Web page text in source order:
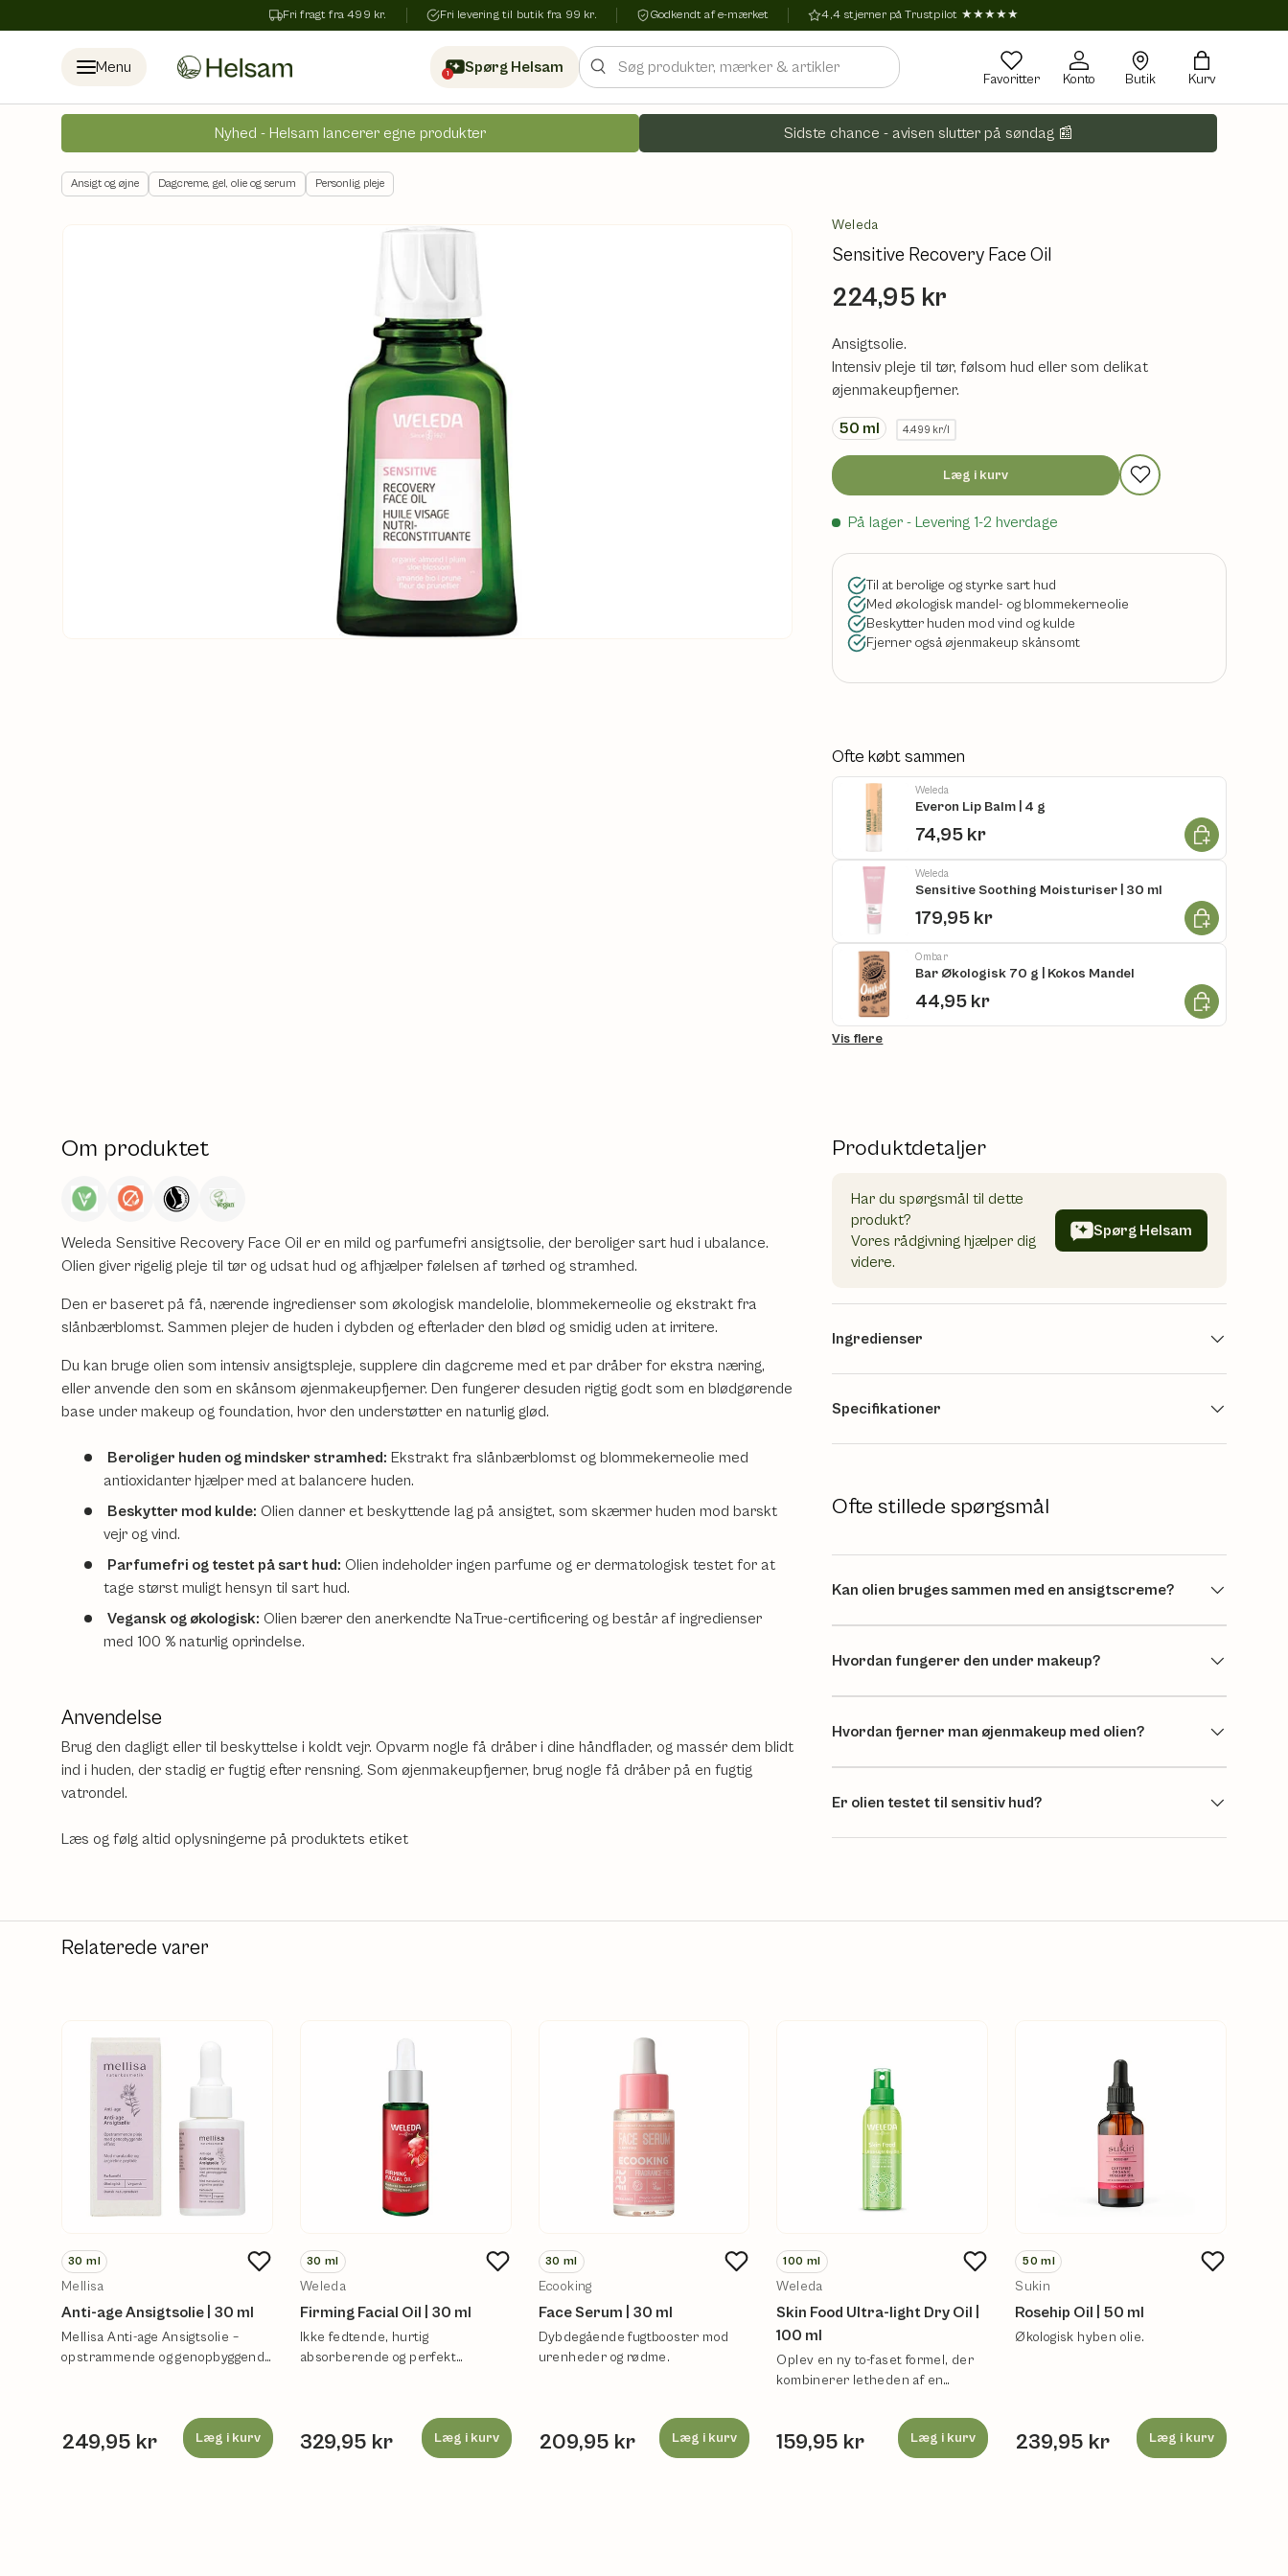
Spring til indhold
Fri fragt fra 499 kr. Fri levering til butik fra 99 kr. Godkendt af e-mærket 4,4 stjerner på Trustpilot ★★★★★
1 Spørg Helsam
Søg
Favoritter
Konto Butik Kurv
Menu
Nyhed - Helsam lancerer egne produkter Sidste chance - avisen slutter på søndag 📰
Ansigt og øjne Dagcreme, gel, olie og serum Personlig pleje
Weleda
Sensitive Recovery Face Oil
224,95 kr
Ansigtsolie.
Intensiv pleje til tør, følsom hud eller som delikat
øjenmakeupfjerner.
50 ml 4.499 kr/l
Læg i kurv
På lager - Levering 1-2 hverdage
Til at berolige og styrke sart hud
Med økologisk mandel- og blommekerneolie
Beskytter huden mod vind og kulde
Fjerner også øjenmakeup skånsomt
Ofte købt sammen
Weleda
Everon Lip Balm | 4 g
74,95 kr Læg i kurv
Weleda
Sensitive Soothing Moisturiser | 30 ml
179,95 kr Læg i kurv
Ombar
Bar Økologisk 70 g | Kokos Mandel
44,95 kr Læg i kurv
Vis flere
Om produktet
Weleda Sensitive Recovery Face Oil er en mild og parfumefri ansigtsolie, der beroliger sart hud i ubalance.
Olien giver rigelig pleje til tør og udsat hud og afhjælper følelsen af tørhed og stramhed.
Den er baseret på få, nærende ingredienser som økologisk mandelolie, blommekerneolie og ekstrakt fra
slånbærblomst. Sammen plejer de huden i dybden og efterlader den blød og smidig uden at irritere.
Du kan bruge olien som intensiv ansigtspleje, supplere din dagcreme med et par dråber for ekstra næring,
eller anvende den som en skånsom øjenmakeupfjerner. Den fungerer desuden rigtig godt som en blødgørende
base under makeup og foundation, hvor den understøtter en naturlig glød.
Beroliger huden og mindsker stramhed: Ekstrakt fra slånbærblomst og blommekerneolie med
antioxidanter hjælper med at balancere huden.
Beskytter mod kulde: Olien danner et beskyttende lag på ansigtet, som skærmer huden mod barskt
vejr og vind.
Parfumefri og testet på sart hud: Olien indeholder ingen parfume og er dermatologisk testet for at
tage størst muligt hensyn til sart hud.
Vegansk og økologisk: Olien bærer den anerkendte NaTrue-certificering og består af ingredienser
med 100 % naturlig oprindelse.
Anvendelse
Brug den dagligt eller til beskyttelse i koldt vejr. Opvarm nogle få dråber i dine håndflader, og massér dem blidt
ind i huden, der stadig er fugtig efter rensning. Som øjenmakeupfjerner, brug nogle få dråber på en fugtig
vatrondel.
Læs og følg altid oplysningerne på produktets etiket
Produktdetaljer
Har du spørgsmål til dette
produkt?
Vores rådgivning hjælper dig
videre.
Spørg Helsam
Ingredienser
Specifikationer
Ofte stillede spørgsmål
Kan olien bruges sammen med en ansigtscreme?
Hvordan fungerer den under makeup?
Hvordan fjerner man øjenmakeup med olien?
Er olien testet til sensitiv hud?
Relaterede varer
30 ml
Mellisa
Anti-age Ansigtsolie | 30 ml
Mellisa Anti-age Ansigtsolie –
opstrammende og genopbyggende
249,95 kr Læg i kurv
30 ml
Weleda
Firming Facial Oil | 30 ml
Ikke fedtende, hurtig
absorberende og perfekt
329,95 kr Læg i kurv
30 ml
Ecooking
Face Serum | 30 ml
Dybdegående fugtbooster mod
urenheder og rødme.
209,95 kr Læg i kurv
100 ml
Weleda
Skin Food Ultra-light Dry Oil |
100 ml
Oplev en ny to-faset formel, der
kombinerer letheden af en
159,95 kr Læg i kurv
50 ml
Sukin
Rosehip Oil | 50 ml
Økologisk hyben olie.
239,95 kr Læg i kurv